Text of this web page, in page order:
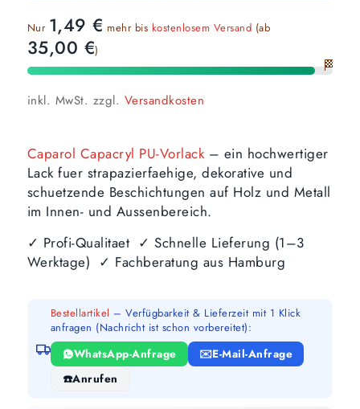
Nur 1,49€ mehr bis kostenlosem Versand (ab
35,00 €)
🏁
inkl. MwSt. zzgl. Versandkosten
Caparol Capacryl PU-Vorlack– ein hochwertiger
Lack fuer strapazierfaehige, dekorative und
schuetzende Beschichtungen auf Holz und Metall
im Innen- und Aussenbereich.
✓ Profi-Qualitaet ✓ Schnelle Lieferung (1–3
Werktage) ✓ Fachberatung aus Hamburg
Bestellartikel – Verfügbarkeit & Lieferzeit mit 1 Klick
anfragen (Nachricht ist schon vorbereitet):
WhatsApp-Anfrage
E-Mail-Anfrage
Anrufen